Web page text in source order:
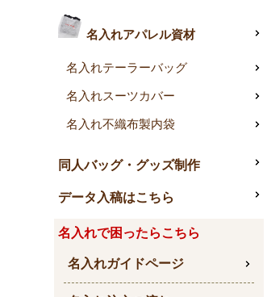
名入れアパレル資材
名入れテーラーバッグ
名入れスーツカバー
名入れ不織布製内袋
同人バッグ・グッズ制作
データ入稿はこちら
名入れで困ったらこちら
名入れガイドページ